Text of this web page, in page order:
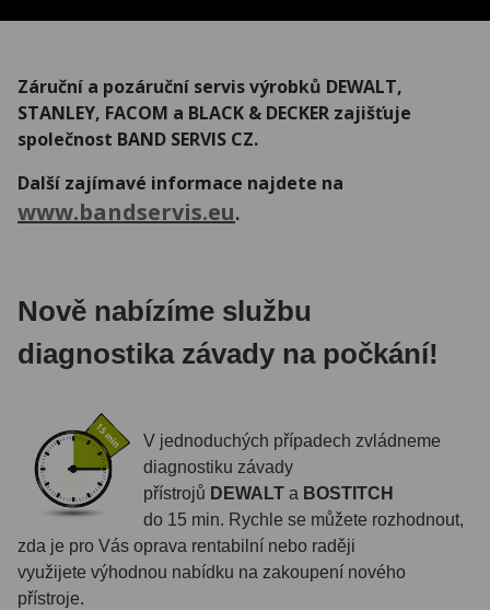
Záruční a pozáruční servis výrobků DEWALT,
STANLEY, FACOM a BLACK & DECKER zajišťuje
společnost BAND SERVIS CZ.
Další zajímavé informace najdete na
www.bandservis.eu.
Nově nabízíme službu
diagnostika závady na počkání!
V jednoduchých případech zvládneme
diagnostiku závady
přístrojů DEWALT a BOSTITCH
do 15 min. Rychle se můžete rozhodnout,
zda je pro Vás oprava rentabilní nebo raději
využijete výhodnou nabídku na zakoupení nového
přístroje.